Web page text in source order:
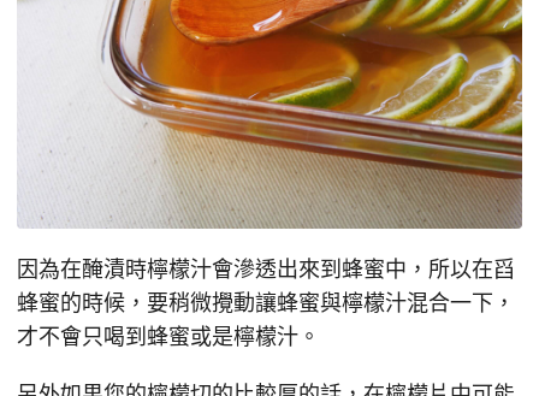
因為在醃漬時檸檬汁會滲透出來到蜂蜜中，所以在舀
蜂蜜的時候，要稍微攪動讓蜂蜜與檸檬汁混合一下，
才不會只喝到蜂蜜或是檸檬汁。